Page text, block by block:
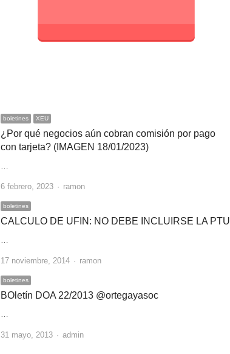
boletines XEU
¿Por qué negocios aún cobran comisión por pago
con tarjeta? (IMAGEN 18/01/2023)
…
6 febrero, 2023 Author
ramon
boletines
CALCULO DE UFIN: NO DEBE INCLUIRSE LA PTU
…
17 noviembre, 2014 Author
ramon
boletines
BOletín DOA 22/2013 @ortegayasoc
…
31 mayo, 2013 Author
admin